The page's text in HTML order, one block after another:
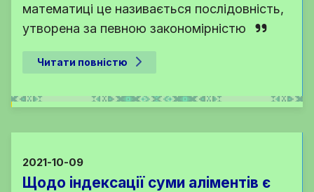
математиці це називається послідовність,
утворена за певною закономірністю
Читати повністю
2021-10-09
Щодо індексації суми аліментів є